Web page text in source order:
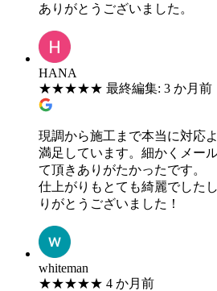
ありがとうございました。
HANA
★★★★★ 最終編集: 3 か月前
現調から施工まで本当に対応
満足しています。細かくメー
て頂きありがたかったです。
仕上がりもとても綺麗でした
りがとうございました！
whiteman
★★★★★ 4 か月前